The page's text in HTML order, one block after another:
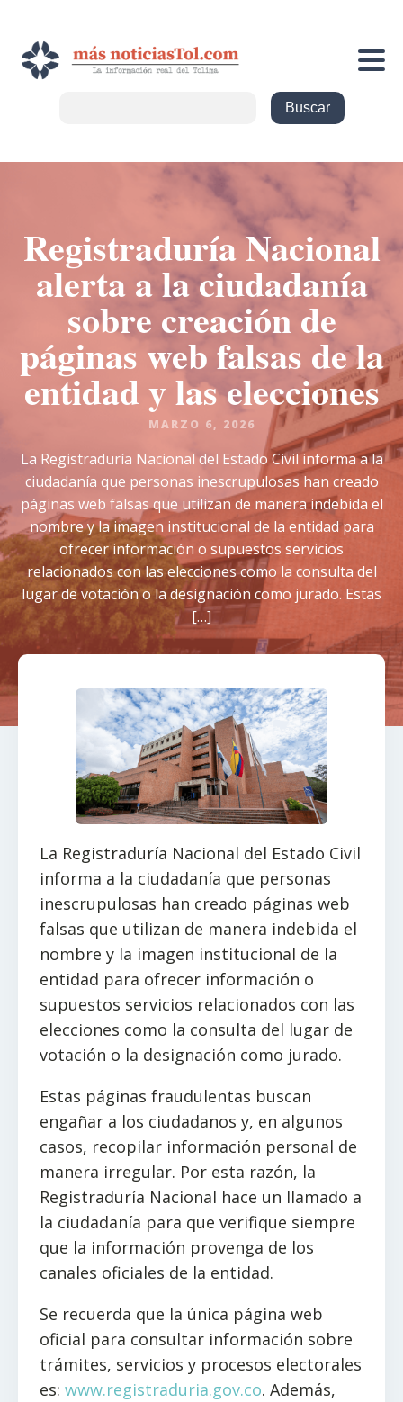
Registraduría Nacional
alerta a la ciudadanía
sobre creación de
páginas web falsas de la
entidad y las elecciones
MARZO 6, 2026
La Registraduría Nacional del Estado Civil informa a la
ciudadanía que personas inescrupulosas han creado
páginas web falsas que utilizan de manera indebida el
nombre y la imagen institucional de la entidad para
ofrecer información o supuestos servicios
relacionados con las elecciones como la consulta del
lugar de votación o la designación como jurado. Estas
[…]
La Registraduría Nacional del Estado Civil
informa a la ciudadanía que personas
inescrupulosas han creado páginas web
falsas que utilizan de manera indebida el
nombre y la imagen institucional de la
entidad para ofrecer información o
supuestos servicios relacionados con las
elecciones como la consulta del lugar de
votación o la designación como jurado.
Estas páginas fraudulentas buscan
engañar a los ciudadanos y, en algunos
casos, recopilar información personal de
manera irregular. Por esta razón, la
Registraduría Nacional hace un llamado a
la ciudadanía para que verifique siempre
que la información provenga de los
canales oficiales de la entidad.
Se recuerda que la única página web
oficial para consultar información sobre
trámites, servicios y procesos electorales
es: www.registraduria.gov.co. Además,